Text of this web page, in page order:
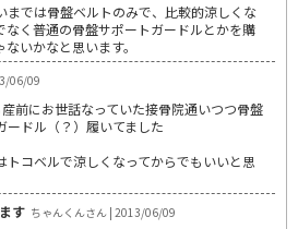
までは骨盤ベルトのみで、比較的涼しくな
なく普通の骨盤サポートガードルとかを購
いかなと思います。
06/09
前にお世話なっていた接骨院通いつつ骨盤
ードル（？）履いてました
トコベルで涼しくなってからでもいいと思
す ちゃんくんさん | 2013/06/09